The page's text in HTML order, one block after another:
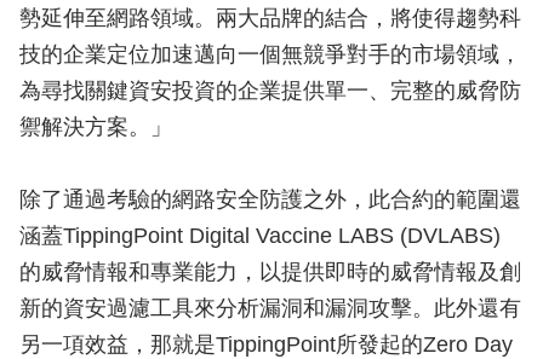
勢延伸至網路領域。兩大品牌的結合，將使得趨勢科
技的企業定位加速邁向一個無競爭對手的市場領域，
為尋找關鍵資安投資的企業提供單一、完整的威脅防
禦解決方案。」
除了通過考驗的網路安全防護之外，此合約的範圍還
涵蓋TippingPoint Digital Vaccine LABS (DVLABS)
的威脅情報和專業能力，以提供即時的威脅情報及創
新的資安過濾工具來分析漏洞和漏洞攻擊。此外還有
另一項效益，那就是TippingPoint所發起的Zero Day